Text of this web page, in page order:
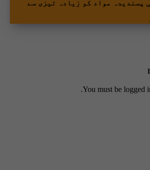
پسندیدہ مواد کو زیادہ تیزی سے
You must be logged